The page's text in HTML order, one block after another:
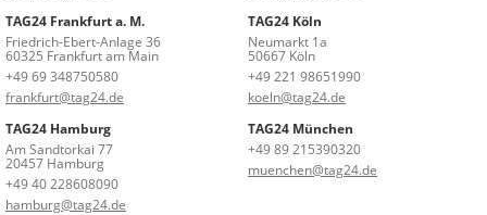
TAG24 Frankfurt a. M.
Friedrich-Ebert-Anlage 36
60325 Frankfurt am Main
+49 69 348750580
frankfurt@tag24.de
TAG24 Köln
Neumarkt 1a
50667 Köln
+49 221 98651990
koeln@tag24.de
TAG24 Hamburg
Am Sandtorkai 77
20457 Hamburg
+49 40 228608090
hamburg@tag24.de
TAG24 München
+49 89 215390320
muenchen@tag24.de